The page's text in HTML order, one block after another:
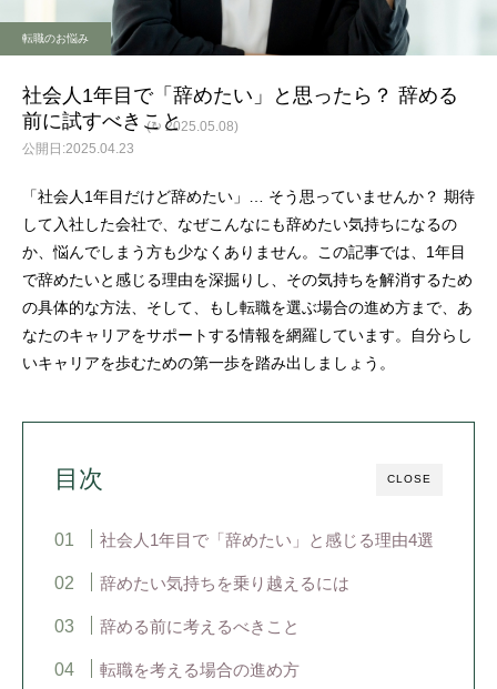
転職のお悩み
社会人1年目で「辞めたい」と思ったら？ 辞める
前に試すべきこと
2025.04.23
(↻ 2025.05.08)
「社会人1年目だけど辞めたい」… そう思っていませんか？ 期待
して入社した会社で、なぜこんなにも辞めたい気持ちになるの
か、悩んでしまう方も少なくありません。この記事では、1年目
で辞めたいと感じる理由を深掘りし、その気持ちを解消するため
の具体的な方法、そして、もし転職を選ぶ場合の進め方まで、あ
なたのキャリアをサポートする情報を網羅しています。自分らし
いキャリアを歩むための第一歩を踏み出しましょう。
CLOSE
目次
社会人1年目で「辞めたい」と感じる理由4選
辞めたい気持ちを乗り越えるには
辞める前に考えるべきこと
転職を考える場合の進め方